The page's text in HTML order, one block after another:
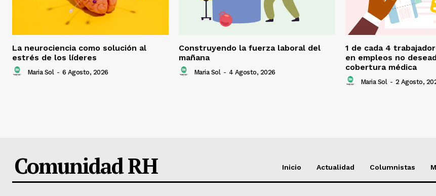
La neurociencia como solución al
estrés de los líderes
Maria Sol - 6 Agosto, 2026
Construyendo la fuerza laboral del
mañana
Maria Sol - 4 Agosto, 2026
1 de cada 4
en empleos no
cobertura médica
Maria Sol - 2 Agosto,
Comunidad RH Inicio Actualidad Columnistas